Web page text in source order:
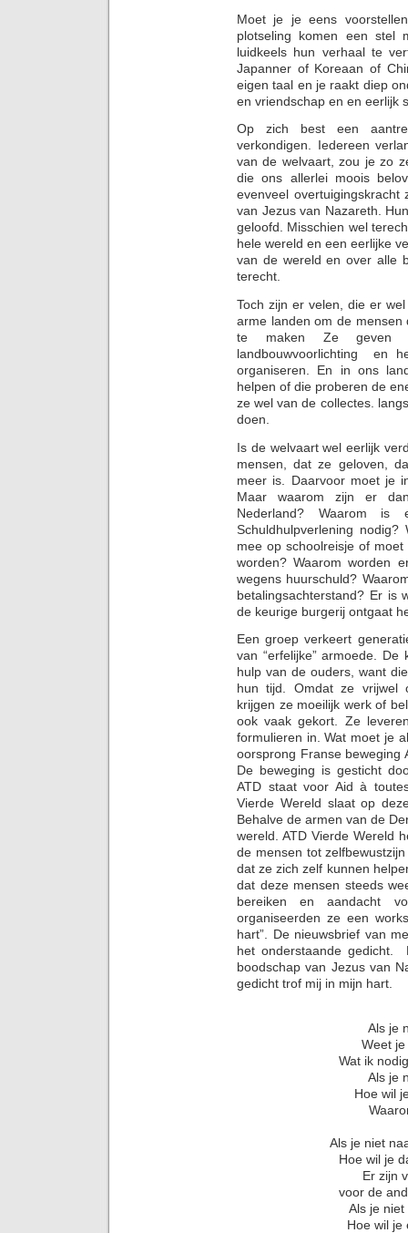
Moet je je eens
plotseling komen een stel
luidkeels hun verhaal te
Japanner of Koreaan of
eigen taal en je raakt diep
en vriendschap en en eerlijk
Op zich best een
verkondigen. Iedereen
van de welvaart, zou je zo
die ons allerlei moois
evenveel
van Jezus van Nazareth.
geloofd. Misschien wel
hele wereld en een eerlijke
van de wereld en over alle
terecht.
Toch zijn er velen, die er
arme landen om de
te maken Ze geven
landbouwvoorlichting en
organiseren. En in ons
helpen of die proberen de
ze wel van de collectes.
doen.
Is de welvaart wel eerlijk
mensen, dat ze geloven,
meer is. Daarvoor moet je
Maar waarom zijn er
Nederland? Waarom
Schuldhulpverlening
mee op schoolreisje of
worden? Waarom worden
wegens huurschuld?
betalingsachterstand? Er is
de keurige burgerij ontgaat
Een groep verkeert
van “erfelijke” armoede.
hulp van de ouders, want
hun tijd. Omdat ze vrijwel
krijgen ze moeilijk werk of
ook vaak gekort. Ze
formulieren in. Wat moet je
oorsprong Franse beweging
De beweging is gesticht
ATD staat voor Aid à
Vierde Wereld slaat op
Behalve de armen van de
wereld. ATD Vierde Wereld
de mensen tot
dat ze zich zelf kunnen
dat deze mensen steeds
bereiken en aandacht
organiseerden ze een
hart”. De nieuwsbrief van
het onderstaande gedicht.
boodschap van Jezus van
gedicht trof mij in mijn hart.
Als je
Weet
Wat ik
Als je
Hoe wil
Als je niet
Hoe wil je
Er zijn
voor de
Als je
Hoe wil je